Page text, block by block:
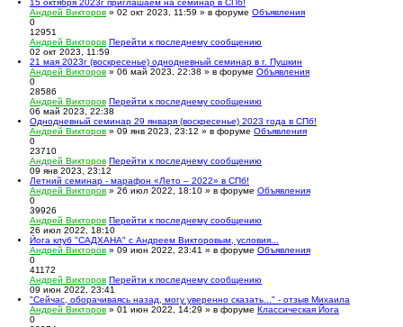
Андрей Викторов » 02 окт 2023, 11:59 » в форуме Объявления
0
12951
Андрей Викторов Перейти к последнему сообщению
02 окт 2023, 11:59
21 мая 2023г (воскресенье) однодневный семинар в г. Пушкин
Андрей Викторов » 06 май 2023, 22:38 » в форуме Объявления
0
28586
Андрей Викторов Перейти к последнему сообщению
06 май 2023, 22:38
Однодневный семинар 29 января (воскресенье) 2023 года в СПб!
Андрей Викторов » 09 янв 2023, 23:12 » в форуме Объявления
0
23710
Андрей Викторов Перейти к последнему сообщению
09 янв 2023, 23:12
Летний семинар - марафон «Лето – 2022» в СПб!
Андрей Викторов » 26 июл 2022, 18:10 » в форуме Объявления
0
39926
Андрей Викторов Перейти к последнему сообщению
26 июл 2022, 18:10
Йога клуб "САДХАНА" с Андреем Викторовым, условия...
Андрей Викторов » 09 июн 2022, 23:41 » в форуме Объявления
0
41172
Андрей Викторов Перейти к последнему сообщению
09 июн 2022, 23:41
"Сейчас, оборачиваясь назад, могу уверенно сказать..." - отзыв Михаила
Андрей Викторов » 01 июн 2022, 14:29 » в форуме Классическая Йога
0